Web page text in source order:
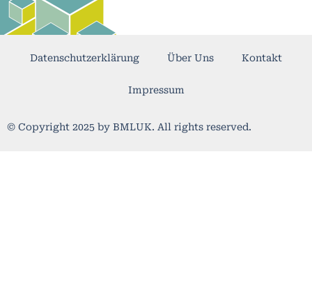
© Copyright 2025 by BMLUK. All rights reserved.
Datenschutzerklärung Über Uns Kontakt
Impressum